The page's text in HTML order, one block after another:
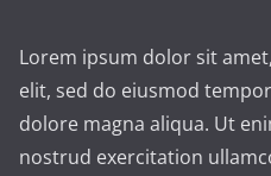
Lorem ipsum dolor sit
elit, sed do eiusmod
dolore magna aliqua. Ut
nostrud exercitation